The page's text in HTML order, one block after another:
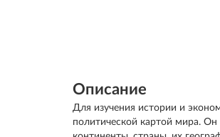
Описание
Для изучения истории и
политической картой мира.